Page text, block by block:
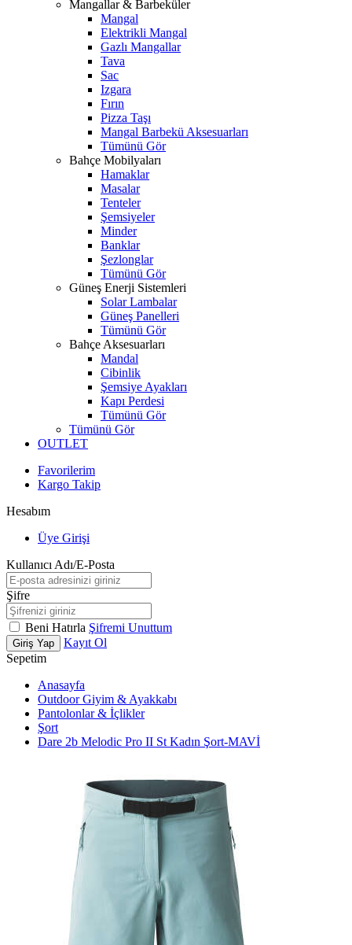
Mangallar & Barbeküler
Mangal
Elektrikli Mangal
Gazlı Mangallar
Tava
Sac
Izgara
Fırın
Pizza Taşı
Mangal Barbekü Aksesuarları
Tümünü Gör
Bahçe Mobilyaları
Hamaklar
Masalar
Tenteler
Şemsiyeler
Minder
Banklar
Şezlonglar
Tümünü Gör
Güneş Enerji Sistemleri
Solar Lambalar
Güneş Panelleri
Tümünü Gör
Bahçe Aksesuarları
Mandal
Cibinlik
Şemsiye Ayakları
Kapı Perdesi
Tümünü Gör
Tümünü Gör
OUTLET
Favorilerim
Kargo Takip
Hesabım
Üye Girişi
Kullanıcı Adı/E-Posta
Şifre
Beni Hatırla Şifremi Unuttum
Giriş Yap
Kayıt Ol
Sepetim
Anasayfa
Outdoor Giyim & Ayakkabı
Pantolonlar & İçlikler
Şort
Dare 2b Melodic Pro II St Kadın Şort-MAVİ